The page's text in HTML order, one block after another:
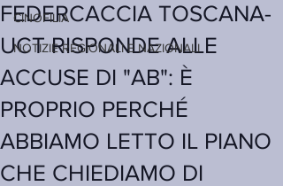
CINOFILIA
NOTIZIE REGIONALI E NAZIONALI
FEDERCACCIA TOSCANA-
UCT RISPONDE ALLE
ACCUSE DI "AB": È
PROPRIO PERCHÉ
ABBIAMO LETTO IL PIANO
CHE CHIEDIAMO DI